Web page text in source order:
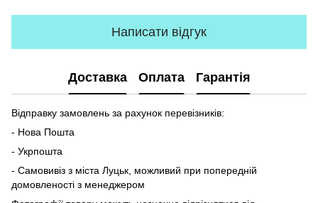
Написати відгук
Доставка Оплата Гарантія
Відправку замовлень за рахунок перевізників:
- Нова Пошта
- Укрпошта
- Самовивіз з міста Луцьк, можливий при попередній
домовленості з менеджером